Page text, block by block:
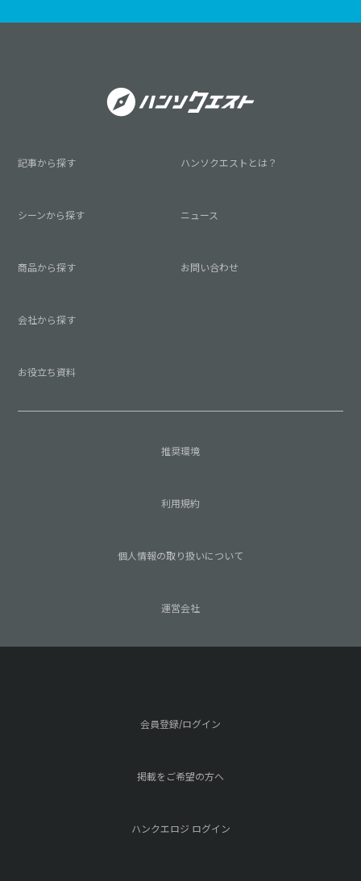
記事から探す
シーンから探す
商品から探す
会社から探す
お役立ち資料
ハンソクエストとは？
ニュース
お問い合わせ
推奨環境
利用規約
個人情報の取り扱いについて
運営会社
会員登録/ログイン
掲載をご希望の方へ
ハンクエロジ ログイン